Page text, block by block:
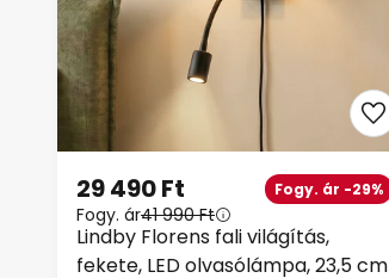
Lindby Florens fali világítás,
fekete, LED olvasólámpa, 23,5 cm
29 490 Ft Fogy. ár -29%
Fogy. ár41 990 Ft